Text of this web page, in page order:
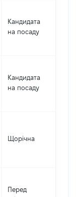
Кандидата
на посаду
Кандидата
на посаду
Щорічна
Перед